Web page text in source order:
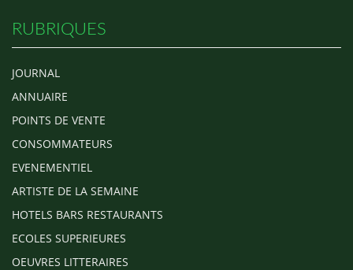
RUBRIQUES
JOURNAL
ANNUAIRE
POINTS DE VENTE
CONSOMMATEURS
EVENEMENTIEL
ARTISTE DE LA SEMAINE
HOTELS BARS RESTAURANTS
ECOLES SUPERIEURES
OEUVRES LITTERAIRES